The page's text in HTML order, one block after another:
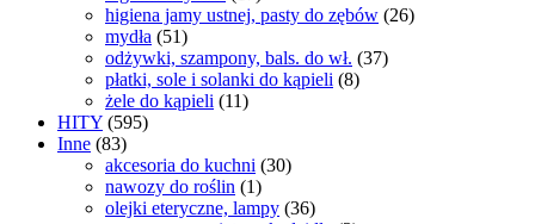
higiena jamy ustnej, pasty do zębów (26)
mydła (51)
odżywki, szampony, bals. do wł. (37)
płatki, sole i solanki do kąpieli (8)
żele do kąpieli (11)
HITY (595)
Inne (83)
akcesoria do kuchni (30)
nawozy do roślin (1)
olejki eteryczne, lampy (36)